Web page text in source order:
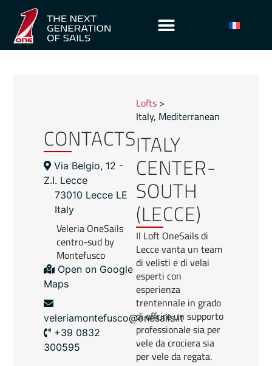
CONTACTS
Via Belgio, 12 -
Z.I. Lecce
73010 Lecce LE
Italy
Veleria OneSails
centro-sud by
Montefusco
Open on Google
Maps
veleriamontefusco@onesails.it
+39 0832
300595
Lofts>
Italy, Mediterranean
ITALY
CENTER-
SOUTH
(LECCE)
Il Loft OneSails di
Lecce vanta un team
di velisti e di velai
esperti con
esperienza
trentennale in grado
di offrire un supporto
professionale sia per
vele da crociera sia
per vele da regata.